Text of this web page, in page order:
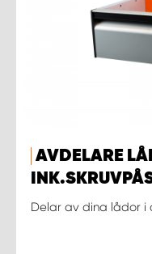
AVDELARE
Delar av dina lådor i